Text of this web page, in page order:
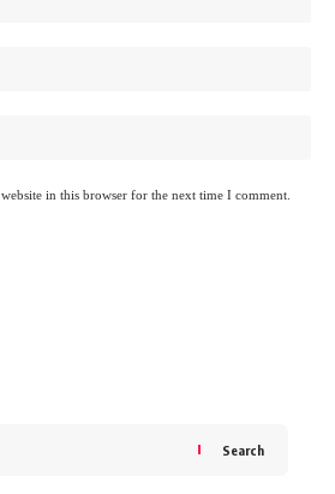
in this browser for the next time I comment.
Search